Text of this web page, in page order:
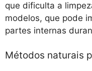
que dificulta a
modelos, que pode
partes internas
Métodos naturais